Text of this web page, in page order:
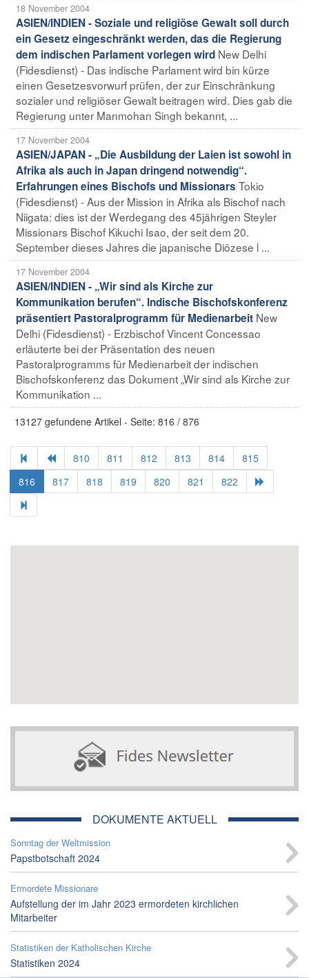
18 November 2004
ASIEN/INDIEN - Soziale und religiöse Gewalt soll durch
ein Gesetz eingeschränkt werden, das die Regierung
dem indischen Parlament vorlegen wird New Delhi
(Fidesdienst) - Das indische Parlament wird bin kürze
einen Gesetzesvorwurf prüfen, der zur Einschränkung
sozialer und religiöser Gewalt beitragen wird. Dies gab die
Regierung unter Manmohan Singh bekannt, ...
17 November 2004
ASIEN/JAPAN - „Die Ausbildung der Laien ist sowohl in
Afrika als auch in Japan dringend notwendig“.
Erfahrungen eines Bischofs und Missionars Tokio
(Fidesdienst) - Aus der Mission in Afrika als Bischof nach
Niigata: dies ist der Werdegang des 45jährigen Steyler
Missionars Bischof Kikuchi Isao, der seit dem 20.
September dieses Jahres die japanische Diözese l ...
17 November 2004
ASIEN/INDIEN - „Wir sind als Kirche zur
Kommunikation berufen“. Indische Bischofskonferenz
präsentiert Pastoralprogramm für Medienarbeit New
Delhi (Fidesdienst) - Erzbischof Vincent Concessao
erläuterte bei der Präsentation des neuen
Pastoralprogramms für Medienarbeit der indischen
Bischofskonferenz das Dokument „Wir sind als Kirche zur
Kommunikation ...
13127 gefundene Artikel - Seite: 816 / 876
810 811 812 813 814
815
816
817 818 819 820 821 822
DOKUMENTE AKTUELL
Sonntag der Weltmission
Papstbotschaft 2024
Ermordete Missionare
Aufstellung der im Jahr 2023 ermordeten kirchlichen
Mitarbeiter
Statistiken der Katholischen Kirche
Statistiken 2024